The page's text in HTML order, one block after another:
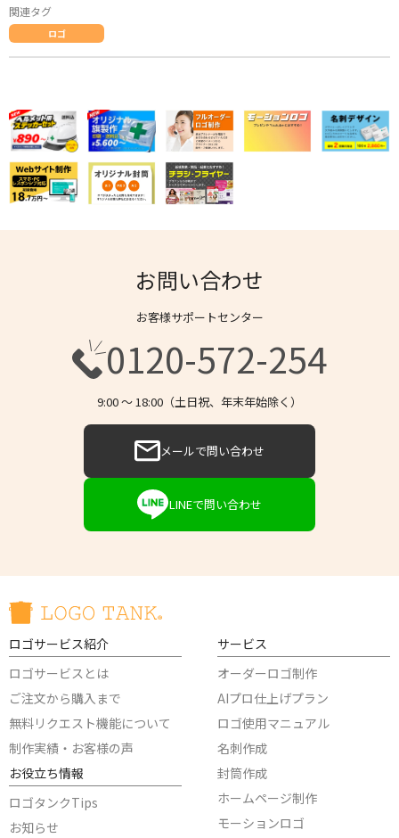
関連タグ
ロゴ
お問い合わせ
お客様サポートセンター
0120-572-254
9:00 〜 18:00（土日祝、年末年始除く）
メールで問い合わせ
LINEで問い合わせ
ロゴサービス紹介
ロゴサービスとは
ご注文から購入まで
無料リクエスト機能について
制作実績・お客様の声
お役立ち情報
ロゴタンクTips
お知らせ
サービス
オーダーロゴ制作
AIプロ仕上げプラン
ロゴ使用マニュアル
名刺作成
封筒作成
ホームページ制作
モーションロゴ